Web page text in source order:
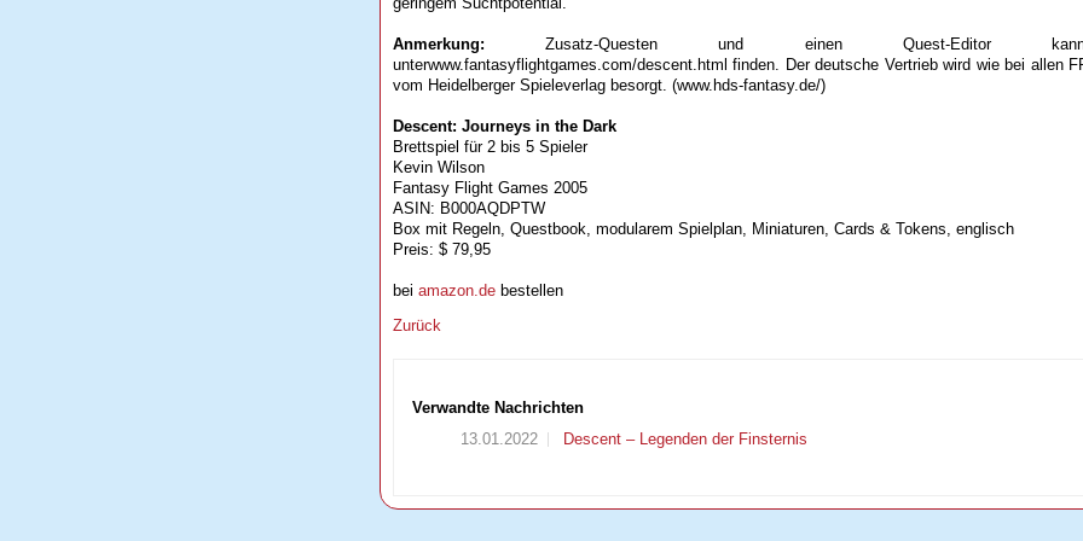
Anmerkung: Zusatz-Questen und einen Quest-Editor
unterwww.fantasyflightgames.com/descent.html finden. Der deutsche Vertrieb wird wie bei allen
vom Heidelberger Spieleverlag besorgt. (www.hds-fantasy.de/)
Descent: Journeys in the Dark
Brettspiel für 2 bis 5 Spieler
Kevin Wilson
Fantasy Flight Games 2005
ASIN: B000AQDPTW
Box mit Regeln, Questbook, modularem Spielplan, Miniaturen, Cards & Tokens, englisch
Preis: $ 79,95
bei amazon.de bestellen
Zurück
Verwandte Nachrichten
13.01.2022
Descent – Legenden der Finsternis